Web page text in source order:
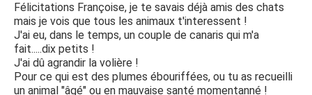
Félicitations Françoise, je te savais déjà amis des chats
mais je vois que tous les animaux t'interessent !
J'ai eu, dans le temps, un couple de canaris qui m'a
fait.....dix petits !
J'ai dû agrandir la volière !
Pour ce qui est des plumes ébouriffées, ou tu as recueilli
un animal "âgé" ou en mauvaise santé momentanné !